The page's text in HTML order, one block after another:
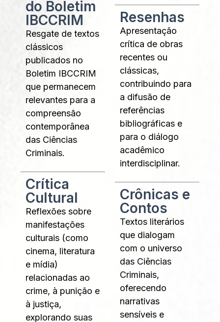
do Boletim
IBCCRIM
Resgate de textos
clássicos
publicados no
Boletim IBCCRIM
que permanecem
relevantes para a
compreensão
contemporânea
das Ciências
Criminais.
Crítica
Cultural
Reflexões sobre
manifestações
culturais (como
cinema, literatura
e mídia)
relacionadas ao
crime, à punição e
à justiça,
explorando suas
Resenhas
Apresentação
crítica de obras
recentes ou
clássicas,
contribuindo para
a difusão de
referências
bibliográficas e
para o diálogo
acadêmico
interdisciplinar.
Crônicas e
Contos
Textos literários
que dialogam
com o universo
das Ciências
Criminais,
oferecendo
narrativas
sensíveis e